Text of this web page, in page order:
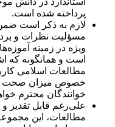
پرداخته شده است.
لازم به ذکر است ضمن
مسؤلیت نظرات و
ویژه در زمینه
است و همانگونه که
مطالعات اسلامی
خصوص میزان صحت
خوانندگان محترم
علی‌رغم قابل تقدیر
مطالعات، این